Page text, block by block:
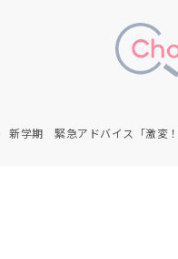
新学期 緊急アドバイス「激変！